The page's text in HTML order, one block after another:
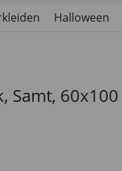
Halloween
Samt, 60x100